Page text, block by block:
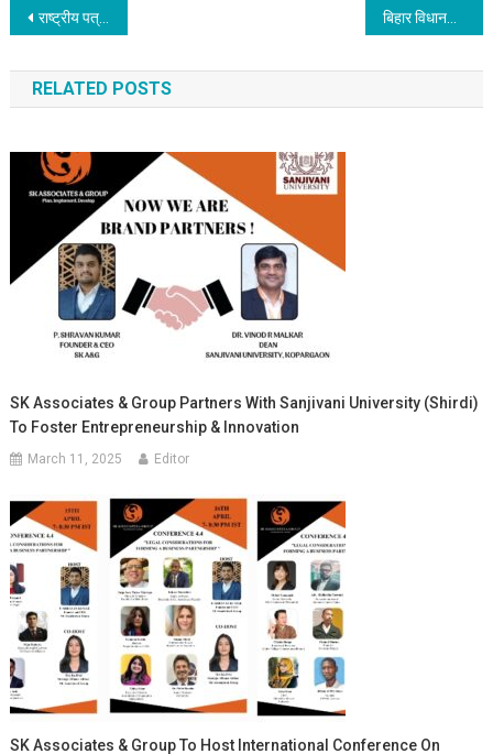
Post navigation
राष्ट्रीय पत्रकार सुरक्षा आयोग ने बिहार सरकार के सूचना मंत्री से मिलकर ज्ञापन सौंपा बिहार विधानसभा अध्यक्ष से मिला राष्ट्रीय पत्रकार सुरक्षा आयोग
RELATED POSTS
SK Associates & Group Partners With Sanjivani University (Shirdi)
To Foster Entrepreneurship & Innovation
March 11, 2025 Editor
SK Associates & Group To Host International Conference On